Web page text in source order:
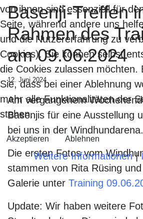
Basenji-Treffen
Rahmen des
am 09.06.2024
12. Juni 2024
Am vergangenem
Basenjis für eine Ausstellung
bei uns in der Windhundarena.
Die ersten Fotos vom
stammen von Rita Rüsing
Galerie unter Training
Update: Wir haben weitere
von ihnen sind essenziell für
Seite, während andere uns
und die Nutzererfahrung zu
Cookies). Sie können selbst
die Cookies zulassen möchten.
Sie, dass bei einer Ablehnung
mehr alle Funktionalitäten der
stehen.
Akzeptieren Ablehnen
Weitere Informationen|